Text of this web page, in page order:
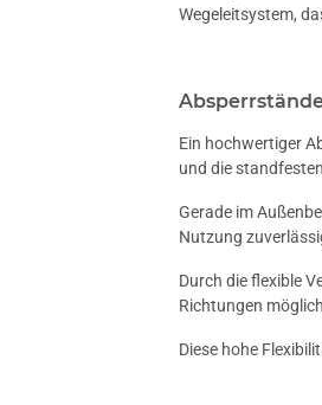
Wegeleitsystem,
Ein hochwertiger
und die
Gerade im
Nutzung
Durch die flexible
Richtungen
Diese hohe